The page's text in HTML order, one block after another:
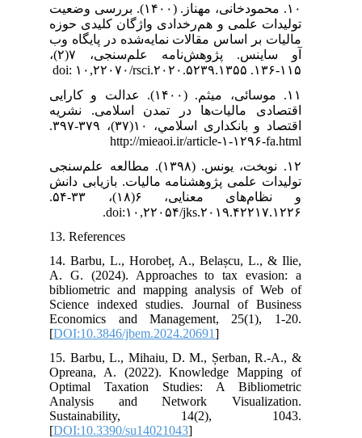
۱۰. محمودخانی، مهناز. (۱۴۰۰). بررسی وضعیت
تولیدات علمی و هم‌رخدادی واژگان کلیدی حوزه
مالیات بر اساس مقالات نمایه‌شده در پایگاه وب
آو ساینس. پژوهش‌نامه علم‌سنجی، ۷(۲)،
۱۱۵-۱۳۶. doi: ۱۰,۲۲۰۷۰/rsci.۲۰۲۰.۵۲۳۹.۱۳۵۵
۱۱. موسائی، میثم. (۱۴۰۰). عدالت و کارایی
اقتصادی مالیات‌ها در تمدن اسلامی. نشریه
اقتصاد و بانکداری اسلامي، ۱۰(۳۷)، ۳۷۹-۳۹۷.
http://mieaoi.ir/article-۱-۱۲۹۶-fa.html
۱۲. نوبخت، یونس. (۱۳۹۸). مطالعه علم‌سنجی
تولیدات علمی پژوهشنامه مالیات. بازیابی دانش
و نظام‌های معنایی، ۶(۱۸)، ۳۳-۵۴.
doi:۱۰,۲۲۰۵۴/jks.۲۰۱۹.۴۲۲۱۷.۱۲۲۶.
13. References
14. Barbu, L., Horobeț, A., Belașcu, L., & Ilie,
A. G. (2024). Approaches to tax evasion: a
bibliometric and mapping analysis of Web of
Science indexed studies. Journal of Business
Economics and Management, 25(1), 1-20.
[DOI:10.3846/jbem.2024.20691
15. Barbu, L., Mihaiu, D. M., Șerban, R.-A., &
Opreana, A. (2022). Knowledge Mapping of
Optimal Taxation Studies: A Bibliometric
Analysis and Network Visualization.
Sustainability, 14(2), 1043.
[DOI:10.3390/su14021043